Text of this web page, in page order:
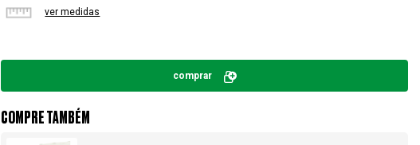
ver medidas
comprar
COMPRE TAMBÉM